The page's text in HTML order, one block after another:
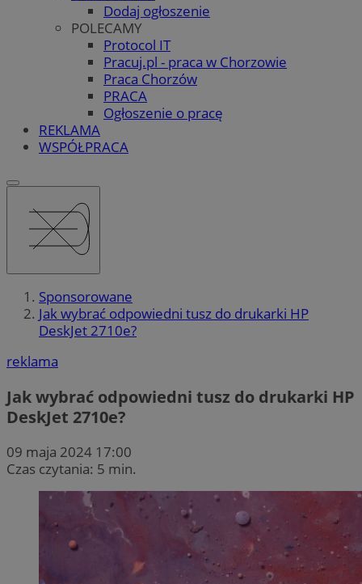
Dodaj ogłoszenie
POLECAMY
Protocol IT
Pracuj.pl - praca w Chorzowie
Praca Chorzów
PRACA
Ogłoszenie o pracę
REKLAMA
WSPÓŁPRACA
Sponsorowane
Jak wybrać odpowiedni tusz do drukarki HP
DeskJet 2710e?
reklama
Jak wybrać odpowiedni tusz do drukarki HP
DeskJet 2710e?
09 maja 2024 17:00
Czas czytania: 5 min.